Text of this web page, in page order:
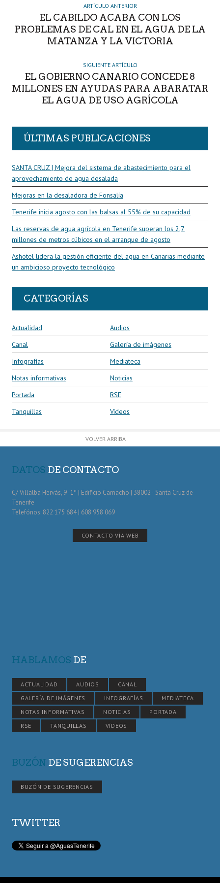
ARTÍCULO ANTERIOR
EL CABILDO ACABA CON LOS
PROBLEMAS DE CAL EN EL AGUA DE LA
MATANZA Y LA VICTORIA
SIGUIENTE ARTÍCULO
EL GOBIERNO CANARIO CONCEDE 8
MILLONES EN AYUDAS PARA ABARATAR
EL AGUA DE USO AGRÍCOLA
ÚLTIMAS PUBLICACIONES
SANTA CRUZ | Mejora del sistema de abastecimiento para el
aprovechamiento de agua desalada
Mejoras en la desaladora de Fonsalía
Tenerife inicia agosto con las balsas al 55% de su capacidad
Las reservas de agua agrícola en Tenerife superan los 2,7
millones de metros cúbicos en el arranque de agosto
Ashotel lidera la gestión eficiente del agua en Canarias mediante
un ambicioso proyecto tecnológico
CATEGORÍAS
Actualidad
Audios
Canal
Galería de imágenes
Infografías
Mediateca
Notas informativas
Noticias
Portada
RSE
Tanquillas
Vídeos
VOLVER ARRIBA
DATOS DE CONTACTO
C/ Villalba Hervás, 9 -1º | Edificio Camacho | 38002 · Santa Cruz de
Tenerife
Telefónos: 822 175 684 | 608 958 069
CONTACTO VÍA WEB
HABLAMOS DE
ACTUALIDAD AUDIOS
CANAL
GALERÍA DE IMÁGENES
INFOGRAFÍAS
MEDIATECA
NOTAS INFORMATIVAS
NOTICIAS
PORTADA
RSE
TANQUILLAS VÍDEOS
BUZÓN DE SUGERENCIAS
BUZÓN DE SUGERENCIAS
TWITTER